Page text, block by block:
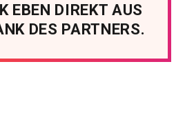
EBEN DIREKT AUS
DES PARTNERS.